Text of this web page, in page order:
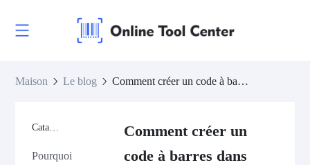
Maison Le blog Comment créer un code à barres dans Excel avec Barcode Generator?
Catalogue
Pourquoi
Comment créer un
code à barres dans